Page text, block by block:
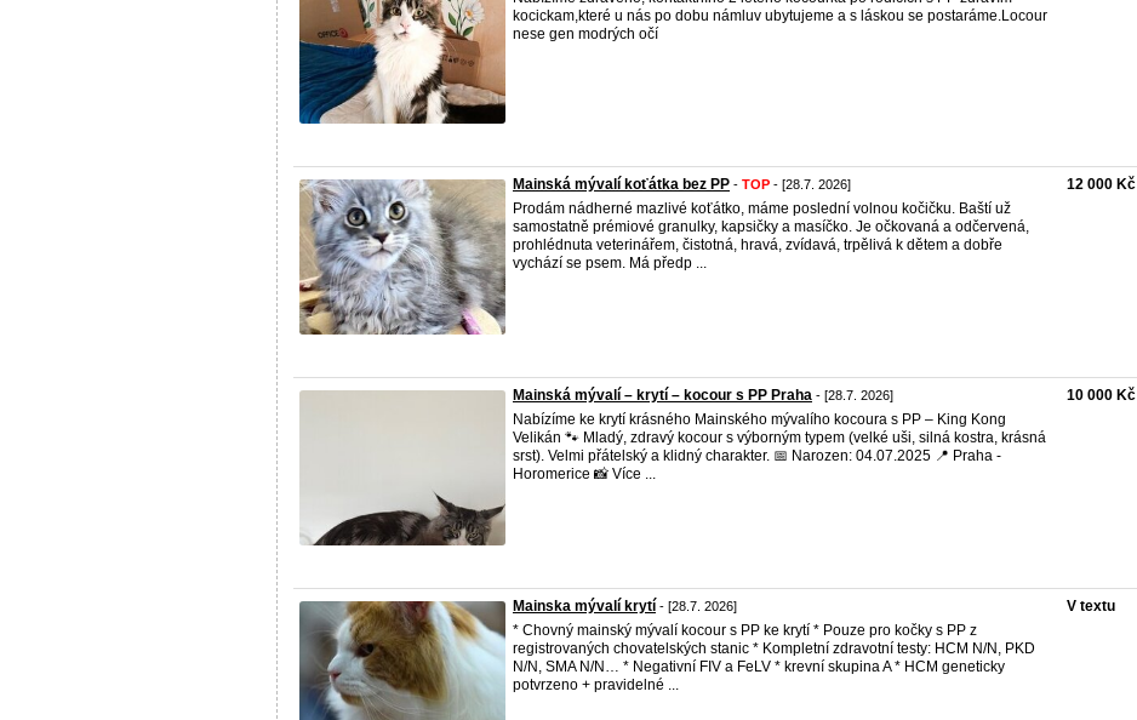
kocickam,které u nás po dobu námluv ubytujeme a s láskou se postaráme.Locour
nese gen modrých očí
Mainská mývalí koťátka bez PP - TOP - [28.7. 2026]
Prodám nádherné mazlivé koťátko, máme poslední volnou kočičku. Baští už
samostatně prémiové granulky, kapsičky a masíčko. Je očkovaná a odčervená,
prohlédnuta veterinářem, čistotná, hravá, zvídavá, trpělivá k dětem a dobře
vychází se psem. Má předp ...
12 000 Kč
Mainská mývalí – krytí – kocour s PP Praha - [28.7. 2026]
Nabízíme ke krytí krásného Mainského mývalího kocoura s PP – King Kong
Velikán 🐾 Mladý, zdravý kocour s výborným typem (velké uši, silná kostra, krásná
srst). Velmi přátelský a klidný charakter. 📅 Narozen: 04.07.2025 📍 Praha -
Horomerice 📸 Více ...
10 000 Kč
Mainska mývalí krytí - [28.7. 2026]
* Chovný mainský mývalí kocour s PP ke krytí * Pouze pro kočky s PP z
registrovaných chovatelských stanic * Kompletní zdravotní testy: HCM N/N, PKD
N/N, SMA N/N… * Negativní FIV a FeLV * krevní skupina A * HCM geneticky
potvrzeno + pravidelné ...
V textu